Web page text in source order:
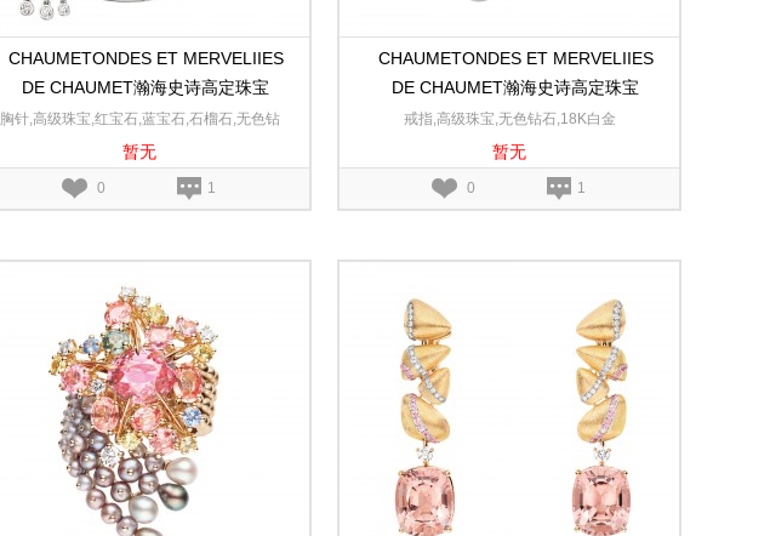
CHAUMETONDES ET MERVELIIES
DE CHAUMET瀚海史诗高定珠宝
Encres澜海爱印白金、玫瑰金和黄金可
转换胸针
胸针,高级珠宝,红宝石,蓝宝石,石榴石,无色钻
石,大明火珐琅,18K黄金,18K玫瑰金,18K白金
暂无
0 1
CHAUMETONDES ET MERVELIIES
DE CHAUMET瀚海史诗高定珠宝
Chasse aux Trésors深海探境戒指
戒指,高级珠宝,无色钻石,18K白金
暂无
0 1